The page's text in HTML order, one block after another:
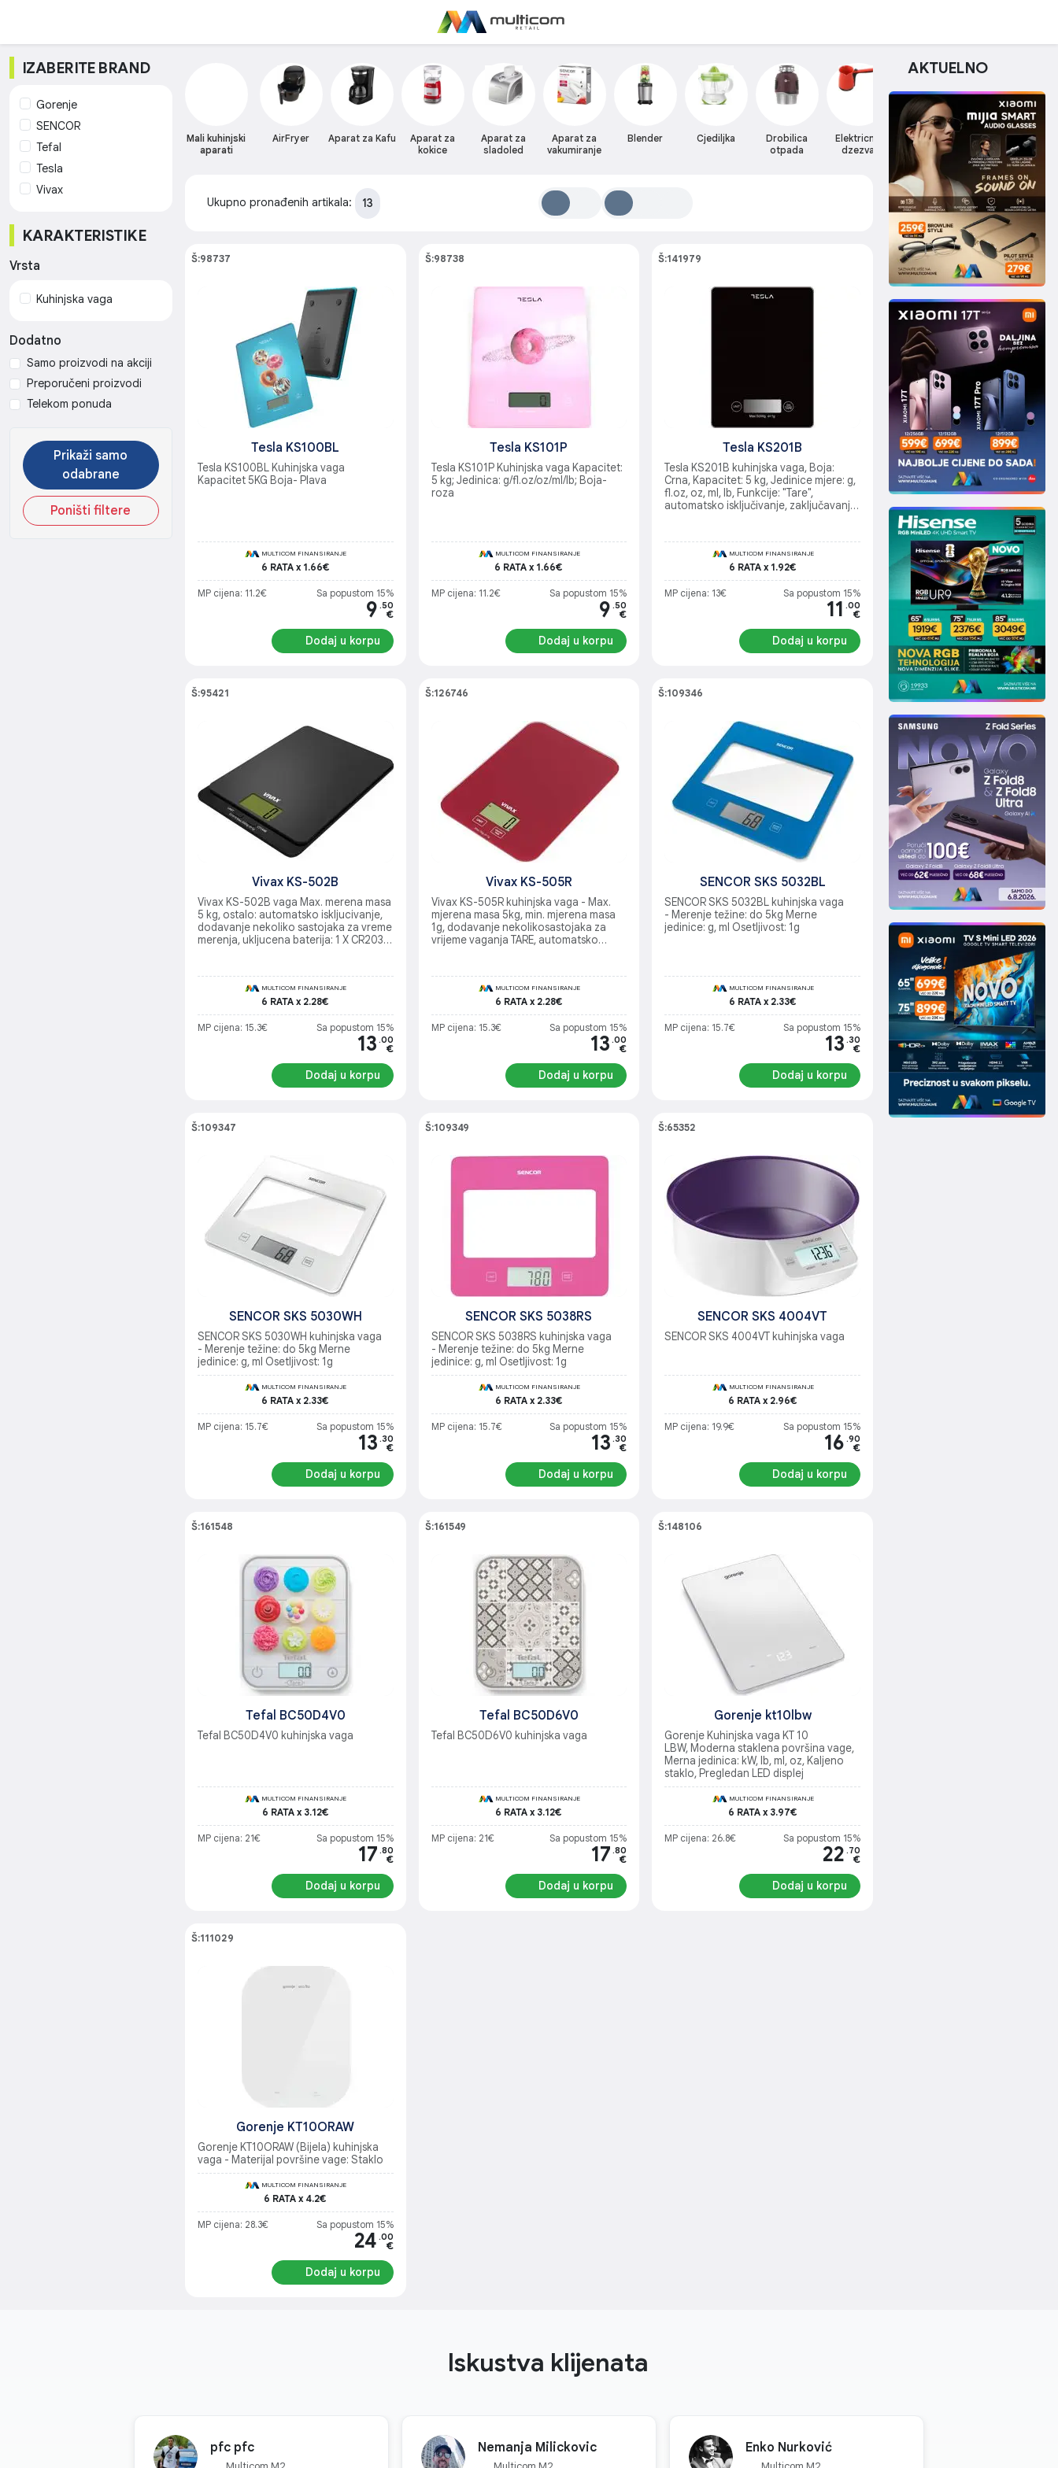
IZABERITE BRAND
Gorenje
SENCOR
Tefal
Tesla
Vivax
KARAKTERISTIKE
Vrsta
Kuhinjska vaga
Dodatno
Samo proizvodi na akciji
Preporučeni proizvodi
Telekom ponuda
Prikaži samo
odabrane
Poništi filtere
Mali kuhinjski
aparati
AirFryer Aparat za Kafu
Aparat za
kokice
Aparat za
sladoled
Aparat za
vakumiranje
Blender Cjediljka
Drobilica
otpada
Elektricna
dzezva
Friteze Kuhinjska vaga
Ukupno pronađenih artikala: 13
Š:98737
Tesla KS100BL
Tesla KS100BL Kuhinjska vaga
Kapacitet 5KG Boja- Plava
MULTICOM FINANSIRANJE
6 RATA x 1.66€
MP cijena: 11.2€ Sa popustom 15%
9 .50
€
Dodaj u korpu
Š:98738
Tesla KS101P
Tesla KS101P Kuhinjska vaga Kapacitet:
5 kg; Jedinica: g/fl.oz/oz/ml/lb; Boja-
roza
MULTICOM FINANSIRANJE
6 RATA x 1.66€
MP cijena: 11.2€ Sa popustom 15%
9 .50
€
Dodaj u korpu
Š:141979
Tesla KS201B
Tesla KS201B kuhinjska vaga, Boja:
Crna, Kapacitet: 5 kg, Jedinice mjere: g,
fl.oz, oz, ml, lb, Funkcije: "Tare",
automatsko isključivanje, zaključavanje
AAA baterije, Dimenzije: 160 x 230 x 20
mm, Težina: 400 gMULTICOM FINANSIRANJE
6 RATA x 1.92€
MP cijena: 13€ Sa popustom 15%
11 .00
€
Dodaj u korpu
Š:95421
Vivax KS-502B
Vivax KS-502B vaga Max. merena masa
5 kg, ostalo: automatsko iskljucivanje,
dodavanje nekoliko sastojaka za vreme
merenja, ukljucena baterija: 1 X CR2032
MULTICOM FINANSIRANJE
6 RATA x 2.28€
MP cijena: 15.3€ Sa popustom 15%
13 .00
€
Dodaj u korpu
Š:126746
Vivax KS-505R
Vivax KS-505R kuhinjska vaga - Max.
mjerena masa 5kg, min. mjerena masa
1g, dodavanje nekolikosastojaka za
vrijeme vaganja TARE, automatsko
MULTICOM FINANSIRANJE
6 RATA x 2.28€
MP cijena: 15.3€ Sa popustom 15%
13 .00
€
Dodaj u korpu
Š:109346
SENCOR SKS 5032BL
SENCOR SKS 5032BL kuhinjska vaga
- Merenje težine: do 5kg Merne
jedinice: g, ml Osetljivost: 1g
MULTICOM FINANSIRANJE
6 RATA x 2.33€
MP cijena: 15.7€ Sa popustom 15%
13 .30
€
Dodaj u korpu
Š:109347
SENCOR SKS 5030WH
SENCOR SKS 5030WH kuhinjska vaga
- Merenje težine: do 5kg Merne
jedinice: g, ml Osetljivost: 1g
MULTICOM FINANSIRANJE
6 RATA x 2.33€
MP cijena: 15.7€ Sa popustom 15%
13 .30
€
Dodaj u korpu
Š:109349
SENCOR SKS 5038RS
SENCOR SKS 5038RS kuhinjska vaga
- Merenje težine: do 5kg Merne
jedinice: g, ml Osetljivost: 1g
MULTICOM FINANSIRANJE
6 RATA x 2.33€
MP cijena: 15.7€ Sa popustom 15%
13 .30
€
Dodaj u korpu
Š:65352
SENCOR SKS 4004VT
SENCOR SKS 4004VT kuhinjska vaga
MULTICOM FINANSIRANJE
6 RATA x 2.96€
MP cijena: 19.9€ Sa popustom 15%
16 .90
€
Dodaj u korpu
Š:161548
Tefal BC50D4V0
Tefal BC50D4V0 kuhinjska vaga
MULTICOM FINANSIRANJE
6 RATA x 3.12€
MP cijena: 21€ Sa popustom 15%
17 .80
€
Dodaj u korpu
Š:161549
Tefal BC50D6V0
Tefal BC50D6V0 kuhinjska vaga
MULTICOM FINANSIRANJE
6 RATA x 3.12€
MP cijena: 21€ Sa popustom 15%
17 .80
€
Dodaj u korpu
Š:148106
Gorenje kt10lbw
Gorenje Kuhinjska vaga KT 10
LBW, Moderna staklena površina vage,
Merna jedinica: kW, Ib, ml, oz, Kaljeno
staklo, Pregledan LED displej
MULTICOM FINANSIRANJE
6 RATA x 3.97€
MP cijena: 26.8€ Sa popustom 15%
22 .70
€
Dodaj u korpu
Š:111029
Gorenje KT10ORAW
Gorenje KT10ORAW (Bijela) kuhinjska
vaga - Materijal površine vage: Staklo
MULTICOM FINANSIRANJE
6 RATA x 4.2€
MP cijena: 28.3€ Sa popustom 15%
24 .00
€
Dodaj u korpu
AKTUELNO
Iskustva klijenata
pfc pfc Nemanja Milickovic Enko Nurković